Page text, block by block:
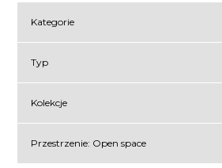
Kategorie
Typ
Kolekcje
Przestrzenie: Open space